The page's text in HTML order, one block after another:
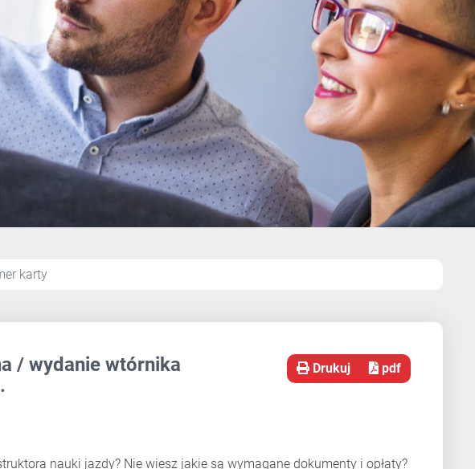
Drukuj pdf
/ wydanie wtórnika
nauki jazdy? Nie wiesz jakie są wymagane dokumenty i opłaty?